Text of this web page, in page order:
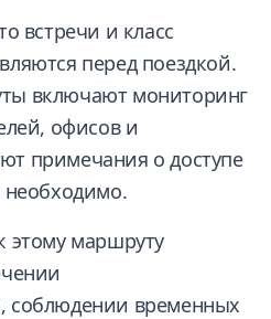
встречи и класс
перед поездкой.
включают мониторинг
офисов и
примечания о доступе
этому маршруту
соблюдении временных